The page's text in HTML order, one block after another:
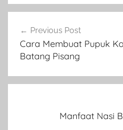
pos
Previous Post
Cara Membuat Pupuk
Batang Pisang
Manfaat Nasi